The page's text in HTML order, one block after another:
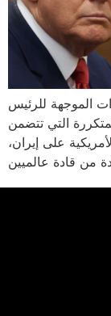
الموجهة للرئيس
التي تتضمن
على إيران،
من قادة عالميين